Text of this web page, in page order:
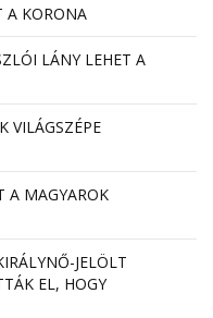
A KORONA
LÁNY LEHET A
VILÁGSZÉPE
A MAGYAROK
JELÖLT
EL, HOGY